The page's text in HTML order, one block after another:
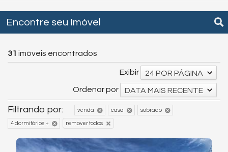
Encontre seu Imóvel
31 imóveis encontrados
Exibir
24 POR PÁGINA
Ordenar por
DATA MAIS RECENTE
Filtrando por: venda casa sobrado
4 dormitórios + remover todos